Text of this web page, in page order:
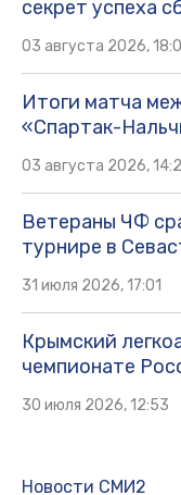
секрет успеха
03 августа 2026,
Итоги матча
«Спартак-
03 августа 2026,
Ветераны ЧФ
турнире в
31 июля 2026, 17:01
Крымский
чемпионате
30 июля 2026, 12:53
Новости СМИ2